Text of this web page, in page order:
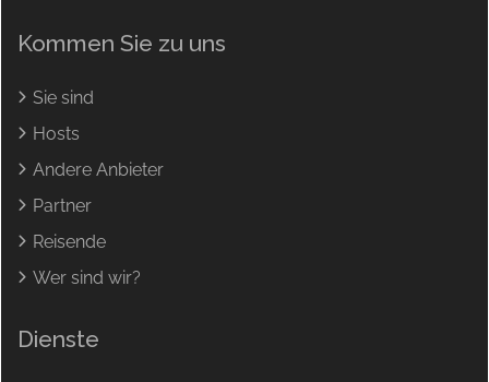
Kommen Sie zu uns
Sie sind
Hosts
Andere Anbieter
Partner
Reisende
Wer sind wir?
Dienste